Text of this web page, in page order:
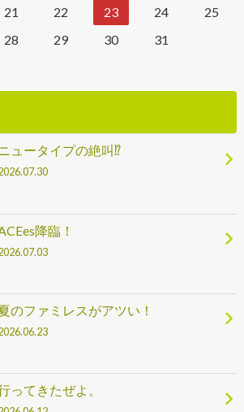
21 22 23 24
25
28 29 30
31
ュータイプの絶叫⁉
降臨！
のファミレスがアツい！
ってきたぜよ。